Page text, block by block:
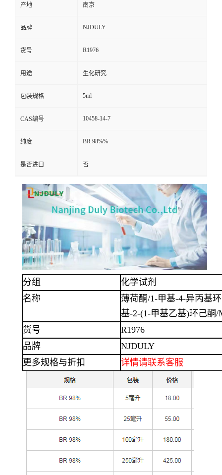
产地 南京
品牌 NJDULY
货号 R1976
用途 生化研究
包装规格 5ml
CAS编号 10458-14-7
纯度 BR 98%%
是否进口 否
分组
化学试剂
名称
薄荷酮/1-甲基-4-异丙基
基-2-(1-甲基乙基)环己酮/
货号
R1976
品牌
NJDULY
更多规格与折扣
详情请联系客服